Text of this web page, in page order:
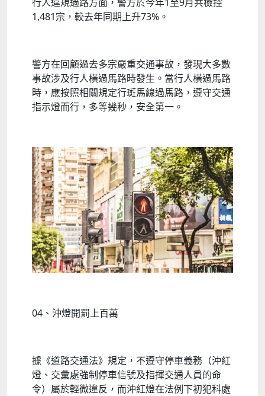
1,481宗，較去年同期上升73%。
警方在回顧過去多宗嚴重交通事故，發現大多數
事故涉及行人橫過馬路時發生。當行人橫過馬路
時，應按照相關規定行斑馬線過馬路，遵守交通
指示燈而行，多等幾秒，安全第一。
04、沖燈開罰上百萬
據《道路交通法》規定，不遵守停車義務（沖紅
燈、交彙處強制停車信號及指揮交通人員的命
令）屬於輕微違反，而沖紅燈在法例下初犯科處